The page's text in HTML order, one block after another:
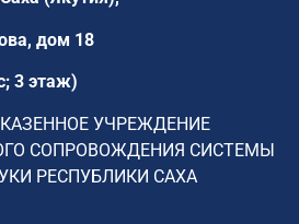
дом 18
3 этаж)
УЧРЕЖДЕНИЕ
СОПРОВОЖДЕНИЯ СИСТЕМЫ
РЕСПУБЛИКИ САХА